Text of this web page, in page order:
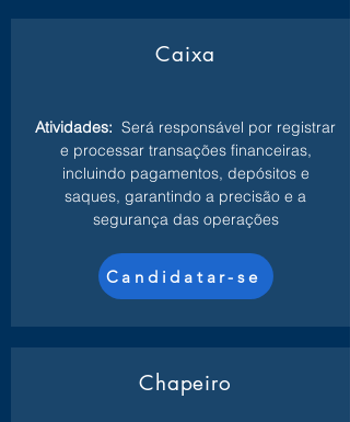
Caixa
Atividades: Será responsável por registrar
e processar transações financeiras,
incluindo pagamentos, depósitos e
saques, garantindo a precisão e a
segurança das operações
Candidatar-se
Chapeiro